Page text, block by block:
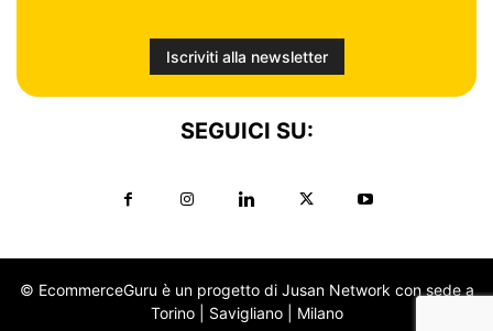
SEGUICI SU:
© EcommerceGuru è un progetto di Jusan Network con sede a
Torino | Savigliano | Milano